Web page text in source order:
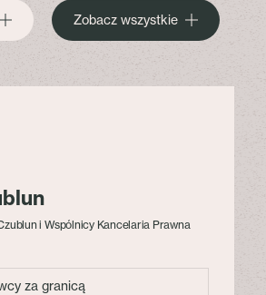
Zobacz wszystkie
i Wspólnicy Kancelaria Prawna
za granicą